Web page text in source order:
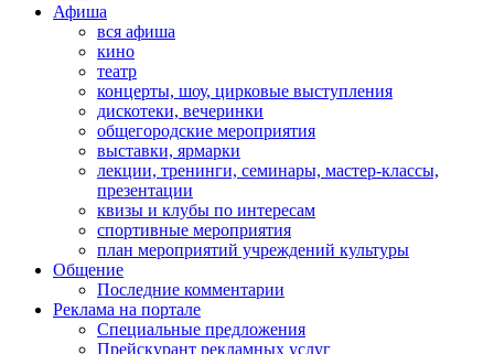
Афиша
вся афиша
кино
театр
концерты, шоу, цирковые выступления
дискотеки, вечеринки
общегородские мероприятия
выставки, ярмарки
лекции, тренинги, семинары, мастер-классы,
презентации
квизы и клубы по интересам
спортивные мероприятия
план мероприятий учреждений культуры
Общение
Последние комментарии
Реклама на портале
Специальные предложения
Прейскурант рекламных услуг